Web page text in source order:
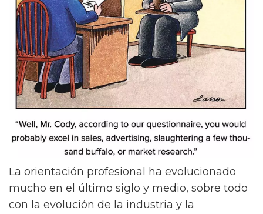
La orientación profesional ha evolucionado
mucho en el último siglo y medio, sobre todo
con la evolución de la industria y la